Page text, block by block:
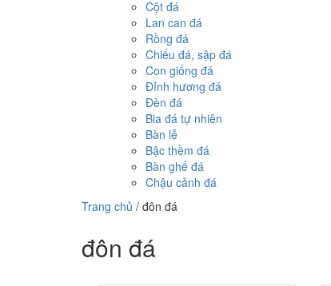
Cột đá
Lan can đá
Rồng đá
Chiếu đá, sập đá
Con giống đá
Đỉnh hương đá
Đèn đá
Bia đá tự nhiên
Bàn lễ
Bậc thềm đá
Bàn ghế đá
Chậu cảnh đá
Trang chủ / đôn đá
đôn đá